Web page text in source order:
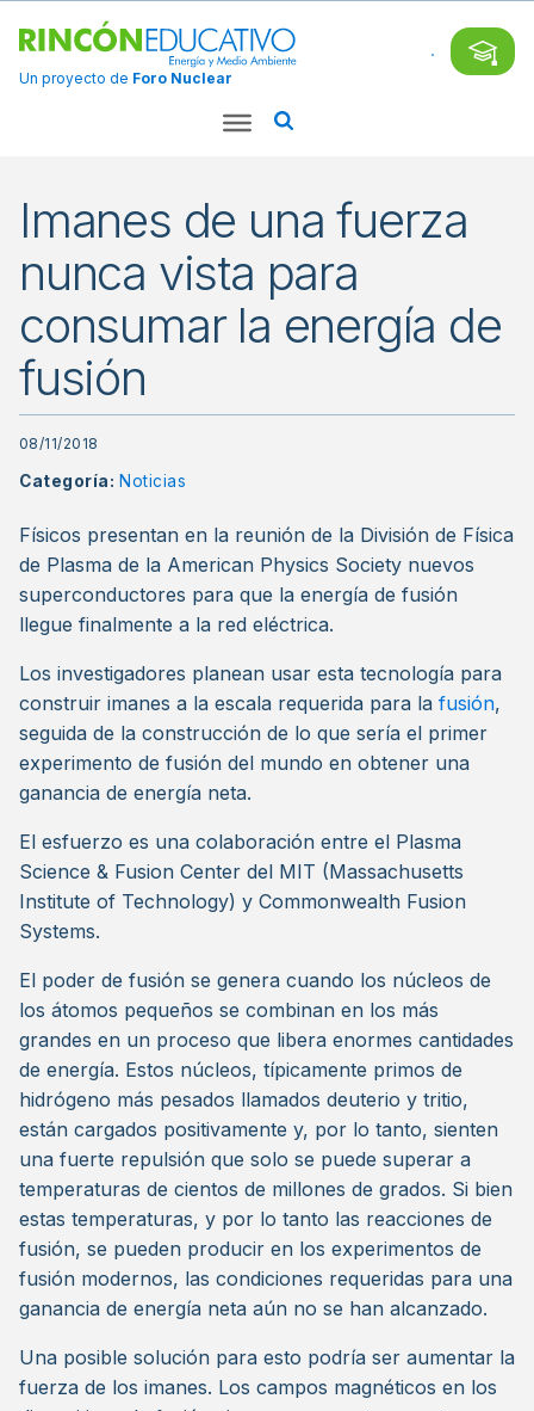
Un proyecto de Foro Nuclear
Imanes de una fuerza
nunca vista para
consumar la energía de
fusión
08/11/2018
Categoría: Noticias
Físicos presentan en la reunión de la División de Física
de Plasma de la American Physics Society nuevos
superconductores para que la energía de fusión
llegue finalmente a la red eléctrica.
Los investigadores planean usar esta tecnología para
construir imanes a la escala requerida para la fusión,
seguida de la construcción de lo que sería el primer
experimento de fusión del mundo en obtener una
ganancia de energía neta.
El esfuerzo es una colaboración entre el Plasma
Science & Fusion Center del MIT (Massachusetts
Institute of Technology) y Commonwealth Fusion
Systems.
El poder de fusión se genera cuando los núcleos de
los átomos pequeños se combinan en los más
grandes en un proceso que libera enormes cantidades
de energía. Estos núcleos, típicamente primos de
hidrógeno más pesados llamados deuterio y tritio,
están cargados positivamente y, por lo tanto, sienten
una fuerte repulsión que solo se puede superar a
temperaturas de cientos de millones de grados. Si bien
estas temperaturas, y por lo tanto las reacciones de
fusión, se pueden producir en los experimentos de
fusión modernos, las condiciones requeridas para una
ganancia de energía neta aún no se han alcanzado.
Una posible solución para esto podría ser aumentar la
fuerza de los imanes. Los campos magnéticos en los